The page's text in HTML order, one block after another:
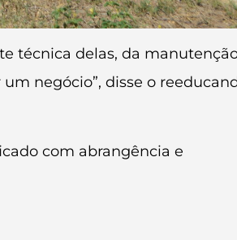
técnica delas, da
negócio”, disse o
com abrangência e